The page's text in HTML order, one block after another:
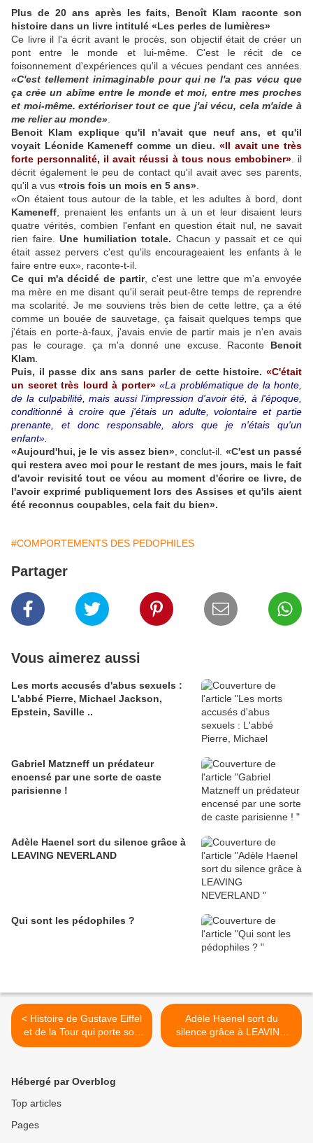
Plus de 20 ans après les faits, Benoît Klam raconte son
histoire dans un livre intitulé «Les perles de lumières»
Ce livre il l'a écrit avant le procès, son objectif était de créer un
pont entre le monde et lui-même. C'est le récit de ce
foisonnement d'expériences qu'il a vécues pendant ces années.
«C'est tellement inimaginable pour qui ne l'a pas vécu que
ça crée un abîme entre le monde et moi, entre mes proches
et moi-même. extérioriser tout ce que j'ai vécu, cela m'aide à
me relier au monde»
Benoit Klam explique qu'il n'avait que neuf ans, et qu'il
voyait Léonide Kameneff comme un dieu. «Il avait une très
forte personnalité, il avait réussi à tous nous embobiner». il
décrit également le peu de contact qu'il avait avec ses parents,
qu'il a vus «trois fois un mois en 5 ans»
«On étaient tous autour de la table, et les adultes à bord, dont
Kameneff , prenaient les enfants un à un et leur disaient leurs
quatre vérités, combien l'enfant en question était nul, ne savait
rien faire.Une humiliation totale.Chacun y passait et ce qui
était assez pervers c'est qu'ils encourageaient les enfants à le
faire entre eux», raconte-t-il.
Ce qui m'a décidé de partir, c'est une lettre que m'a envoyée
ma mère en me disant qu'il serait peut-être temps de reprendre
ma scolarité. Je me souviens très bien de cette lettre, ça a été
comme un bouée de sauvetage, ça faisait quelques temps que
j'étais en porte-à-faux, j'avais envie de partir mais je n'en avais
pas le courage. ça m'a donné une excuse. Raconte Benoit
Klam
Puis, il passe dix ans sans parler de cette histoire. «C'était
un secret très lourd à porter» «La problématique de la honte,
de la culpabilité, mais aussi l'impression d'avoir été, à l'époque,
conditionné à croire que j'étais un adulte, volontaire et partie
prenante, et donc responsable, alors que je n'étais qu'un
enfant».
«Aujourd'hui, je le vis assez bien» , conclut-il. «C'est un passé
qui restera avec moi pour le restant de mes jours, mais le fait
d'avoir revisité tout ce vécu au moment d'écrire ce livre, de
l'avoir exprimé publiquement lors des Assises et qu'ils aient
été reconnus coupables, cela fait du bien».
#COMPORTEMENTS DES PEDOPHILES
Partager
Vous aimerez aussi
Les morts accusés d'abus sexuels :
L'abbé Pierre, Michael Jackson,
Epstein, Saville ..
Gabriel Matzneff un prédateur
encensé par une sorte de caste
parisienne !
Adèle Haenel sort du silence grâce à
LEAVING NEVERLAND
Qui sont les pédophiles ?
< Histoire de Gustave Eiffel
et de la Tour qui porte son
nom.
Adèle Haenel sort du
silence grâce à LEAVING
NEVERLAND >
Hébergé par Overblog
Top articles
Pages